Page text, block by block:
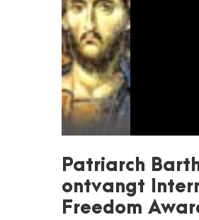
Patriarch
ontvangt
Freedom